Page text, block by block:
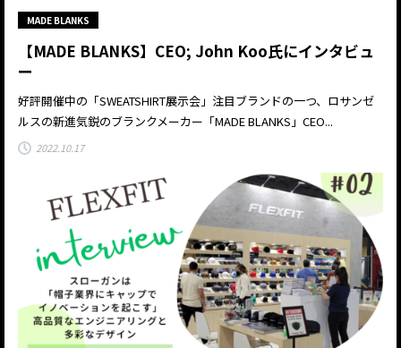
MADE BLANKS
【MADE BLANKS】CEO; John Koo氏にインタビュ
ー
好評開催中の「SWEATSHIRT展示会」注目ブランドの一つ、ロサンゼ
ルスの新進気鋭のブランクメーカー「MADE BLANKS」CEO...
2022.10.17